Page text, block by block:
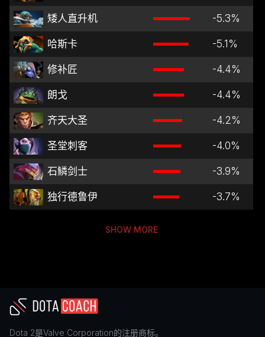
矮人直升机 -5.3%
哈斯卡 -5.1 %
修补匠 -4.4%
朗戈 -4.4%
齐天大圣 -4.2%
圣堂刺客 -4.0%
石鳞剑士 -3.9%
独行德鲁伊 -3.7%
SHOW MORE
Dota 2是Valve Corporation的注册商标。